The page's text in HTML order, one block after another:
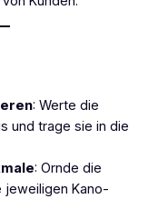
: Werte die
und trage sie in die
: Ornde die
jeweiligen Kano-